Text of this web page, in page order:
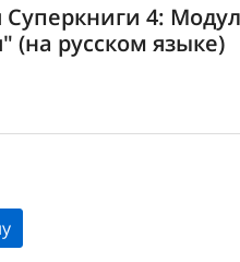
4:
(на русском языке)